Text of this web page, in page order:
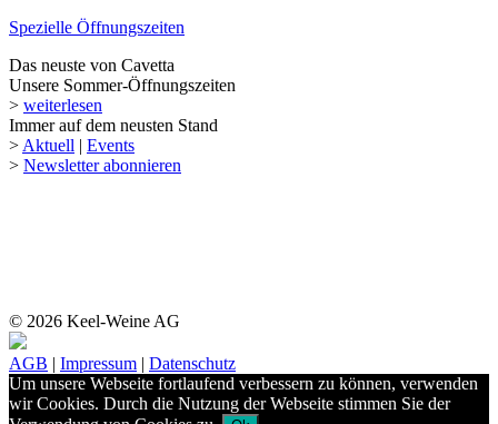
Spezielle Öffnungszeiten
Das neuste von Cavetta
Unsere Sommer-Öffnungszeiten
> weiterlesen
Immer auf dem neusten Stand
> Aktuell | Events
> Newsletter abonnieren
© 2026 Keel-Weine AG
AGB | Impressum | Datenschutz
Um unsere Webseite fortlaufend verbessern zu können, verwenden
wir Cookies. Durch die Nutzung der Webseite stimmen Sie der